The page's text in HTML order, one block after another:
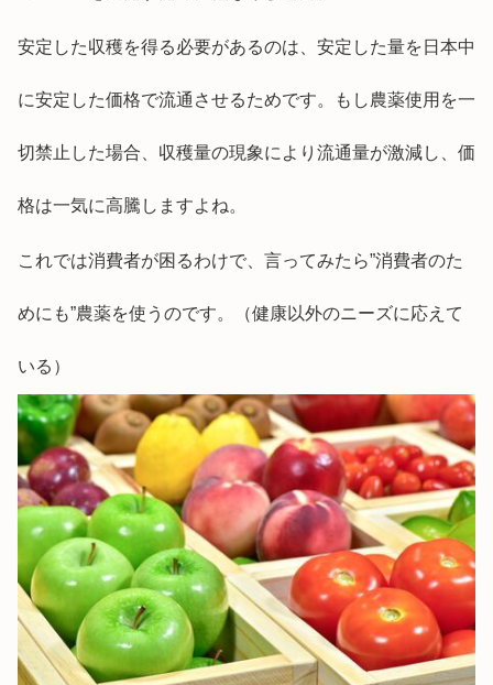
安定した収穫を得る必要があるのは、安定した量を日本中
に安定した価格で流通させるためです。もし農薬使用を一
切禁止した場合、収穫量の現象により流通量が激減し、価
格は一気に高騰しますよね。
これでは消費者が困るわけで、言ってみたら”消費者のた
めにも”農薬を使うのです。（健康以外のニーズに応えて
いる）